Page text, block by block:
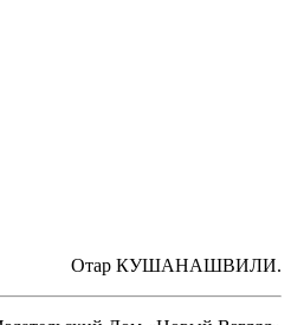
Отар КУШАНАШВИЛИ.